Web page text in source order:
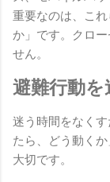
重要なのは、こ
か」です。クロ
せん。
避難行動
迷う時間をなく
たら、どう動く
大切です。